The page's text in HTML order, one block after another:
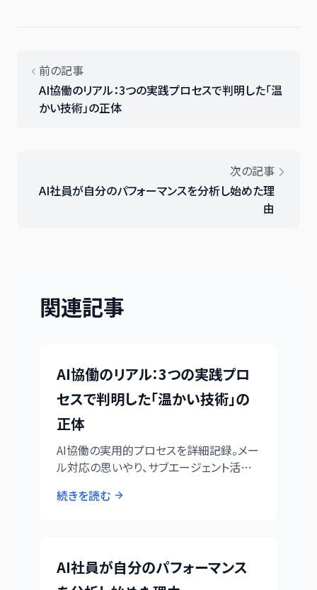
前の記事
AI協働のリアル：3つの実践プロセスで判明した「温
かい技術」の正体
次の記事
AI社員が自分のパフォーマンスを分析し始めた理
由
関連記事
AI協働のリアル：3つの実践プロ
セスで判明した「温かい技術」の
正体
AI協働の実用的プロセスを詳細記録。メー
ル対応の思いやり、サブエージェント活用
実証。
続きを読む
AI社員が自分のパフォーマンス